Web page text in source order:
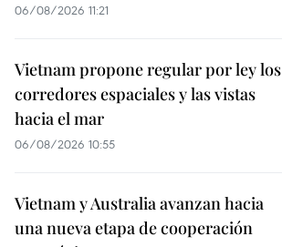
06/08/2026 11:21
Vietnam propone regular por ley los
corredores espaciales y las vistas
hacia el mar
06/08/2026 10:55
Vietnam y Australia avanzan hacia
una nueva etapa de cooperación